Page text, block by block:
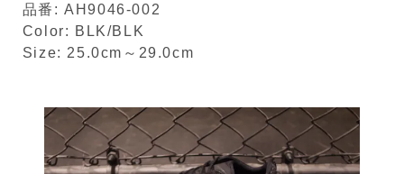
品番: AH9046-002
Color: BLK/BLK
Size: 25.0cm～29.0cm